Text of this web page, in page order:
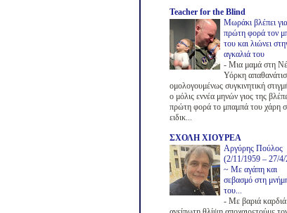
Teacher for the Blind
Μωράκι βλέπει για
πρώτη φορά τον
του και λιώνει
αγκαλιά του
- Μια μαμά στη
Υόρκη
ομολογουμένως συγκινητική
ο μόλις εννέα μηνών γιος της
πρώτη φορά το μπαμπά του χάρη
ειδικ...
ΣΧΟΛΗ ΧΙΟΥΡΕΑ
Αργύρης Πούλος
(2/11/1959 – 27/
~ Με αγάπη και
σεβασμό στη
του...
- Με βαριά καρδιά